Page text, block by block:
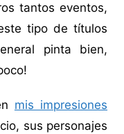
tantos eventos,
tipo de títulos
pinta bien,
mis impresiones
sus personajes